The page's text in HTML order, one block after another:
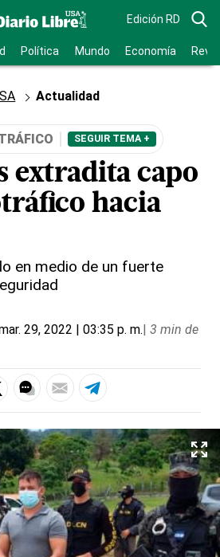
Edición RD
Política Mundo Economía
Actualidad
SEGUIR TEMA +
extradita capo
hacia
en medio de un fuerte
29, 2022 | 03:35 p. m.| 3 min de